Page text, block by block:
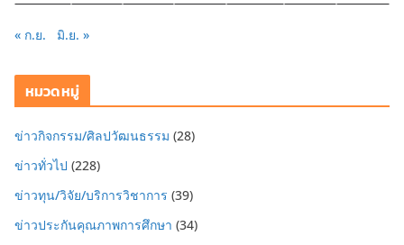
« ก.ย. มิ.ย. »
หมวดหมู่
ข่าวกิจกรรม/ศิลปวัฒนธรรม (28)
ข่าวทั่วไป (228)
ข่าวทุน/วิจัย/บริการวิชาการ (39)
ข่าวประกันคุณภาพการศึกษา (34)